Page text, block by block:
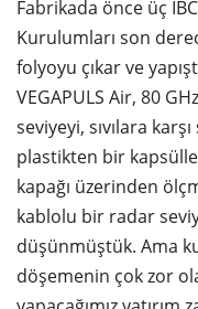
Fabrikada önce üç IBC
Kurulumları son
folyoyu çıkar ve
VEGAPULS Air, 80
seviyeyi, sıvılara
plastikten bir
kapağı üzerinden
kablolu bir radar
düşünmüştük. Ama
döşemenin çok zor